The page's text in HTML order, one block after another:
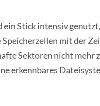
Stick intensiv
mit der
Sektoren nicht mehr
erkennbares